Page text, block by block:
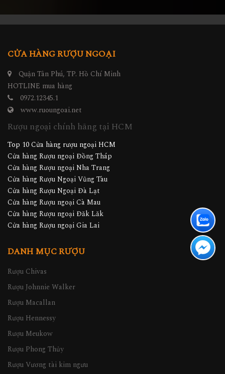
CỬA HÀNG RƯỢU NGOẠI
Quận Tân Phú, TP. Hồ Chí Minh
HOTLINE mua hàng
0972.12345.1
www.ruoungoai.net
Rượu ngoại chính hãng tại HCM
Top 10 Cửa hàng rượu ngoại HCM
Cửa hàng Rượu ngoại Đồng Tháp
Cửa hàng Rượu ngoại Nha Trang
Cửa hàng Rượu Ngoại Vũng Tàu
Cửa hàng Rượu Ngoại Đà Lạt
Cửa hàng Rượu ngoại Cà Mau
Cửa hàng Rượu ngoại Đăk Lăk
Cửa hàng Rượu ngoại Gia Lai
DANH MỤC RƯỢU
Rượu Chivas
Rượu Johnnie Walker
Rượu Macallan
Rượu Hennessy
Rượu Meukow
Rượu Phong Thủy
Rượu Vương tài kim ngưu